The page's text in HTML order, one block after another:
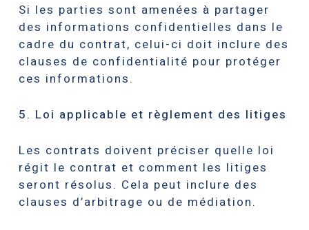
Si les parties sont amenées à partager
des informations confidentielles dans le
cadre du contrat, celui-ci doit inclure des
clauses de confidentialité pour protéger
ces informations.
5. Loi applicable et règlement des litiges
Les contrats doivent préciser quelle loi
régit le contrat et comment les litiges
seront résolus. Cela peut inclure des
clauses d’arbitrage ou de médiation.